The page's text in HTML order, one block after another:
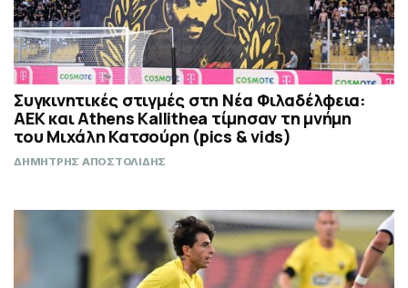
Συγκινητικές στιγμές στη Νέα Φιλαδέλφεια:
ΑΕΚ και Athens Kallithea τίμησαν τη μνήμη
του Μιχάλη Κατσούρη (pics & vids)
ΔΗΜΗΤΡΗΣ ΑΠΟΣΤΟΛΙΔΗΣ